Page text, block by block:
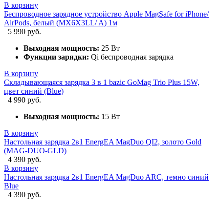
В корзину
Беспроводное зарядное устройство Apple MagSafe for iPhone/
AirPods, белый (MX6X3LL/ A) 1м
5 990 руб.
Выходная мощность: 25 Вт
Функции зарядки: Qi беспроводная зарядка
В корзину
Складывающаяся зарядка 3 в 1 bazic GoMag Trio Plus 15W,
цвет синий (Blue)
4 990 руб.
Выходная мощность: 15 Вт
В корзину
Настольная зарядка 2в1 EnergEA MagDuo QI2, золото Gold
(MAG-DUO-GLD)
4 390 руб.
В корзину
Настольная зарядка 2в1 EnergEA MagDuo ARC, темно синий
Blue
4 390 руб.